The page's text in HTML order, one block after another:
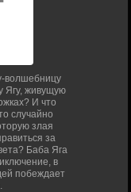
волшебницу
Ягу, живущую
И что
случайно
злая
за
Баба Яга
в
побеждает